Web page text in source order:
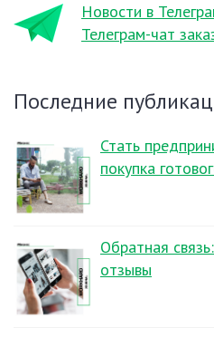
Новости в
Телеграм-чат
Последние
Стать
покупка
Обратная
отзывы